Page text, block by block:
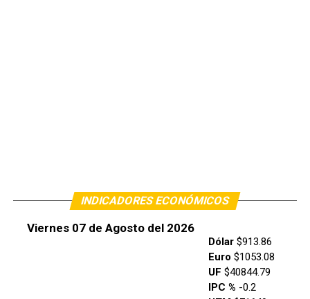
INDICADORES ECONÓMICOS
Viernes 07 de Agosto del 2026
Dólar$913.86
Euro $1053.08
UF $40844.79
IPC % -0.2